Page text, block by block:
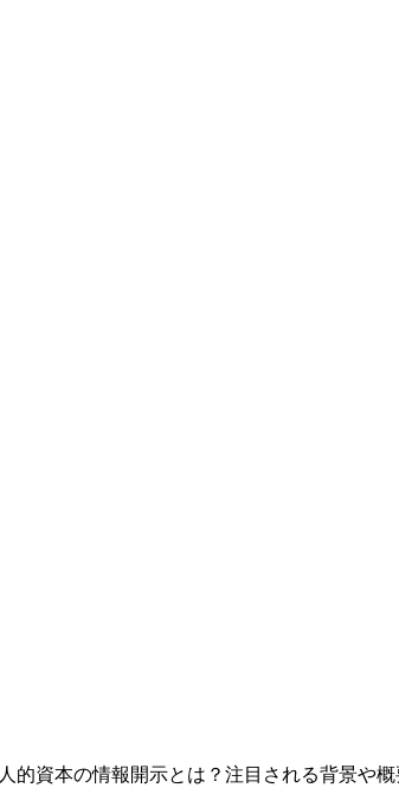
人的資本の情報開示とは？注目される背景や